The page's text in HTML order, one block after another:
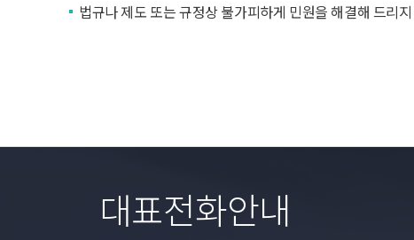
법규나 제도 또는 규정상 불가피하게 민원을 해결해 드리
대표전화안내